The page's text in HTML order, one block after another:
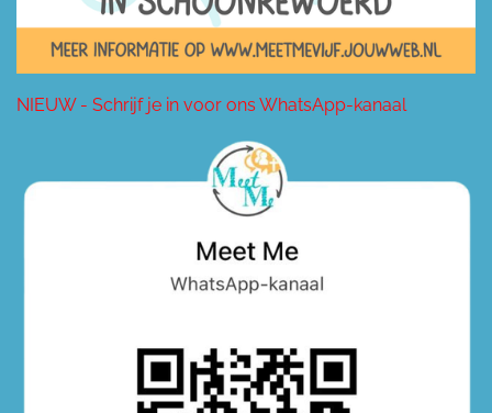
NIEUW - Schrijf je in voor ons WhatsApp-kanaal